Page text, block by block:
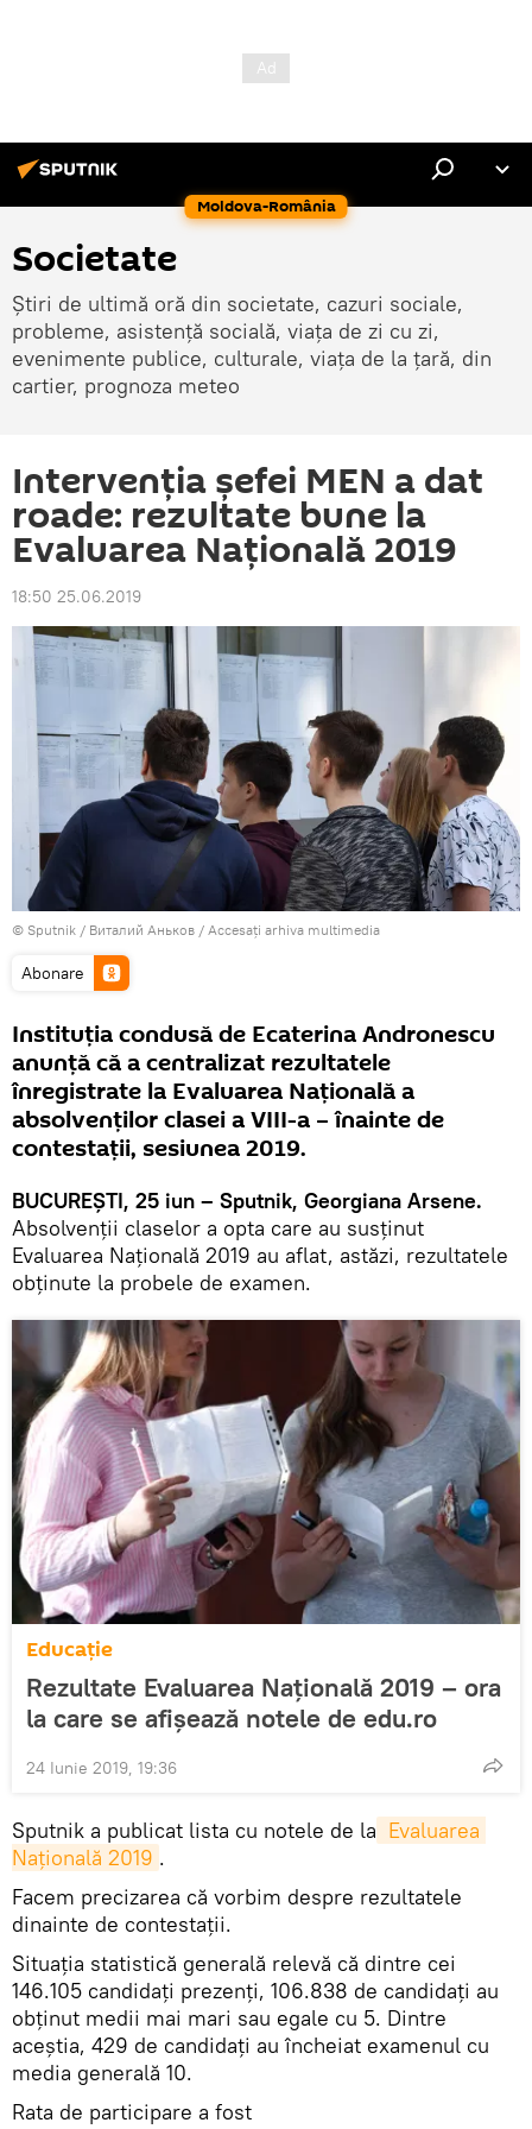
Moldova-România
Societate
Știri de ultimă oră din societate, cazuri sociale,
probleme, asistență socială, viața de zi cu zi,
evenimente publice, culturale, viața de la țară, din
cartier, prognoza meteo
Intervenția șefei MEN a dat
roade: rezultate bune la
Evaluarea Națională 2019
18:50 25.06.2019
© Sputnik / Виталий Аньков / Accesați arhiva multimedia
Abonare
Instituția condusă de Ecaterina Andronescu
anunță că a centralizat rezultatele
înregistrate la Evaluarea Națională a
absolvenților clasei a VIII-a – înainte de
contestații, sesiunea 2019.
BUCUREȘTI, 25 iun – Sputnik, Georgiana Arsene.
Absolvenții claselor a opta care au susținut
Evaluarea Națională 2019 au aflat, astăzi, rezultatele
obținute la probele de examen.
Educație
Rezultate Evaluarea Națională 2019 – ora
la care se afișează notele de edu.ro
24 Iunie 2019, 19:36
Sputnik a publicat lista cu notele de la Evaluarea
Națională 2019 .
Facem precizarea că vorbim despre rezultatele
dinainte de contestații.
Situația statistică generală relevă că dintre cei
146.105 candidaţi prezenți, 106.838 de candidați au
obţinut medii mai mari sau egale cu 5. Dintre
aceștia, 429 de candidați au încheiat examenul cu
media generală 10.
Rata de participare a fost